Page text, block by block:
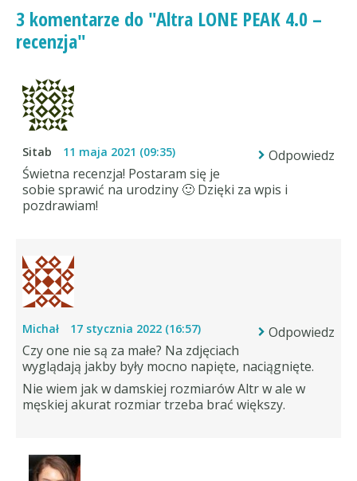
3 komentarze do "Altra LONE PEAK 4.0 –
recenzja"
Sitab 11 maja 2021 (09:35)
Odpowiedz
Świetna recenzja! Postaram się je
sobie sprawić na urodziny 🙂 Dzięki za wpis i
pozdrawiam!
Michał 17 stycznia 2022 (16:57)
Odpowiedz
Czy one nie są za małe? Na zdjęciach
wyglądają jakby były mocno napięte, naciągnięte.
Nie wiem jak w damskiej rozmiarów Altr w ale w
męskiej akurat rozmiar trzeba brać większy.